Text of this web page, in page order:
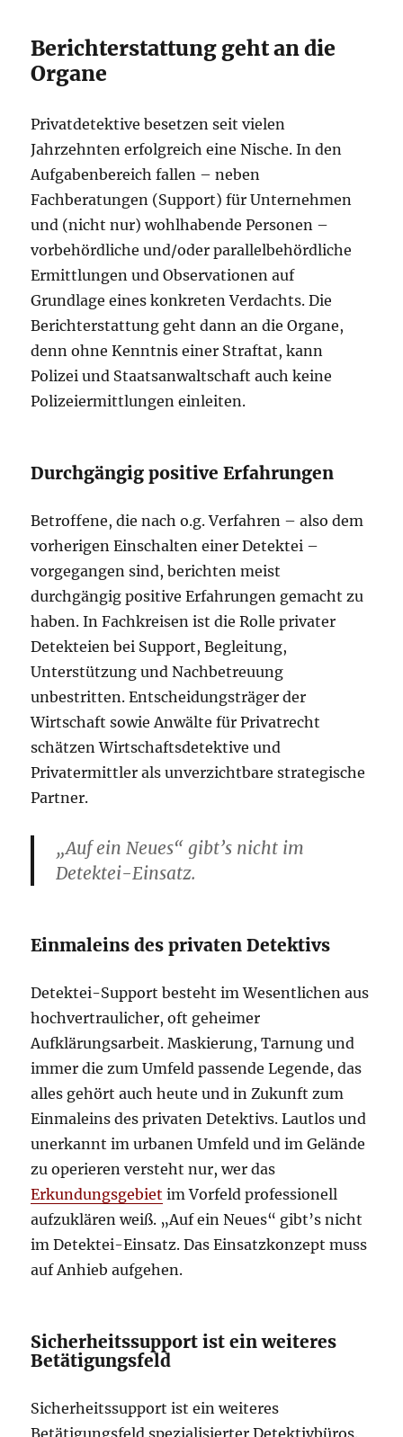
Berichterstattung geht an die
Organe
Privatdetektive besetzen seit vielen
Jahrzehnten erfolgreich eine Nische. In den
Aufgabenbereich fallen – neben
Fachberatungen (Support) für Unternehmen
und (nicht nur) wohlhabende Personen –
vorbehördliche und/oder parallelbehördliche
Ermittlungen und Observationen auf
Grundlage eines konkreten Verdachts. Die
Berichterstattung geht dann an die Organe,
denn ohne Kenntnis einer Straftat, kann
Polizei und Staatsanwaltschaft auch keine
Polizeiermittlungen einleiten.
Durchgängig positive Erfahrungen
Betroffene, die nach o.g. Verfahren – also dem
vorherigen Einschalten einer Detektei –
vorgegangen sind, berichten meist
durchgängig positive Erfahrungen gemacht zu
haben. In Fachkreisen ist die Rolle privater
Detekteien bei Support, Begleitung,
Unterstützung und Nachbetreuung
unbestritten. Entscheidungsträger der
Wirtschaft sowie Anwälte für Privatrecht
schätzen Wirtschaftsdetektive und
Privatermittler als unverzichtbare strategische
Partner.
„Auf ein Neues“ gibt’s nicht im
Detektei-Einsatz.
Einmaleins des privaten Detektivs
Detektei-Support besteht im Wesentlichen aus
hochvertraulicher, oft geheimer
Aufklärungsarbeit. Maskierung, Tarnung und
immer die zum Umfeld passende Legende, das
alles gehört auch heute und in Zukunft zum
Einmaleins des privaten Detektivs. Lautlos und
unerkannt im urbanen Umfeld und im Gelände
zu operieren versteht nur, wer das
Erkundungsgebiet im Vorfeld professionell
aufzuklären weiß. „Auf ein Neues“ gibt’s nicht
im Detektei-Einsatz. Das Einsatzkonzept muss
auf Anhieb aufgehen.
Sicherheitssupport ist ein weiteres
Betätigungsfeld
Sicherheitssupport ist ein weiteres
Betätigungsfeld spezialisierter Detektivbüros.